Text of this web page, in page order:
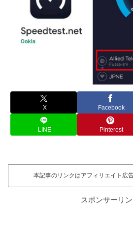
X Facebook
LINE Pinterest
本記事のリンクはアフィリエイト広
スポンサーリ